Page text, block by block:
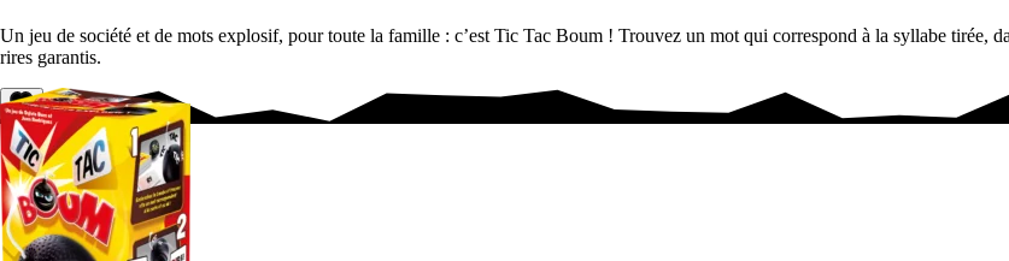
Un jeu de société et de mots explosif, pour toute la famille : c’est Tic Tac Boum ! Trouvez un mot qui correspond à la syllabe tirée,
rires garantis.